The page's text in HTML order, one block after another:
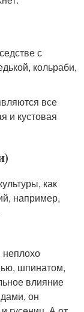
с
кольраби,
все
и кустовая
как
например,
неплохо
шпинатом,
влияние
он